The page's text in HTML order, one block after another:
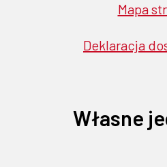
Mapa
Deklaracja
Własne